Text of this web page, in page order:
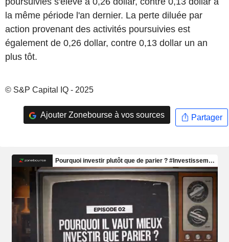
la même période l'an dernier. La perte diluée par
action provenant des activités poursuivies est
également de 0,26 dollar, contre 0,13 dollar un an
plus tôt.
© S&P Capital IQ - 2025
Ajouter Zonebourse à vos sources Partager